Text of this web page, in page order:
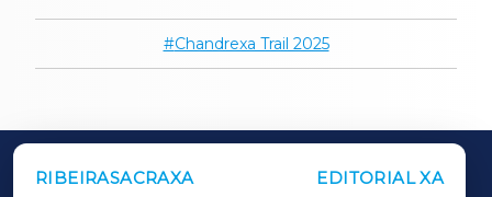
Chandrexa Trail 2025
RIBEIRASACRAXA EDITORIAL XA
OUTROS PERIÓDICOS